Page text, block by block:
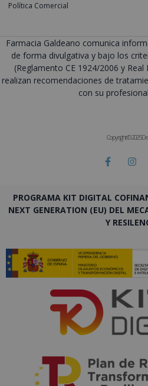
Política Comercial
Farmacia Galdeano comunica
de forma divulgativa y bajo los
(Reglamento CE 1924/2006 y
realizan recomendaciones de
con su
Copyright © 2025
PROGRAMA KIT DIGITAL
NEXT GENERATION (EU) DEL
Y